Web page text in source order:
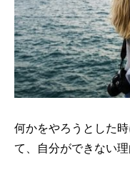
何かをやろうとした
て、自分ができない理